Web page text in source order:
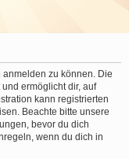
anmelden zu können. Die
ermöglicht dir, auf
kann registrierten
Beachte bitte unsere
bevor du dich
wenn du dich in